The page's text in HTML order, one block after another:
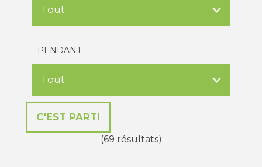
PENDANT
(69 résultats)